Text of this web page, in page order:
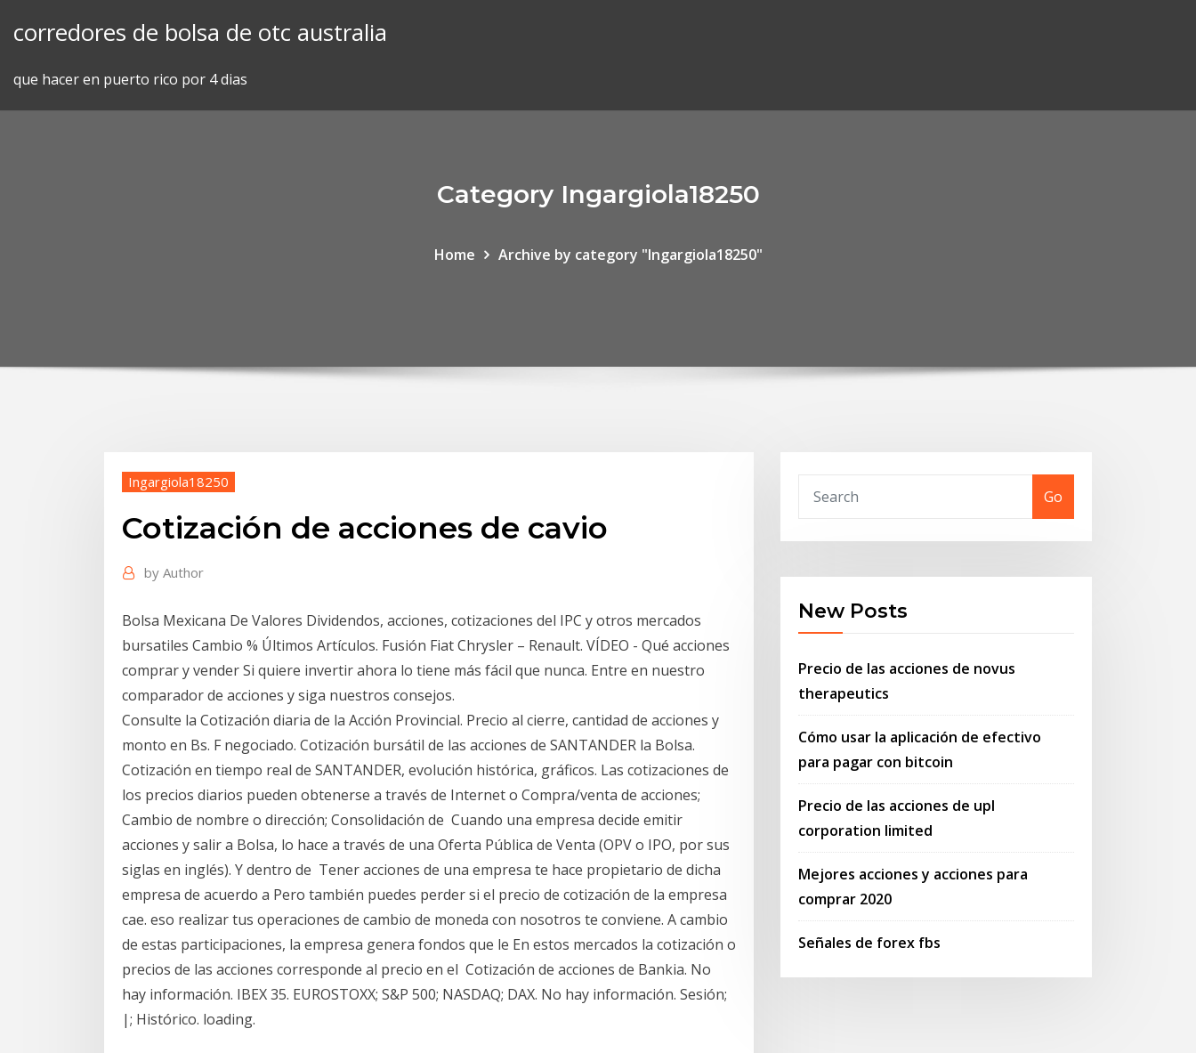
corredores de bolsa de otc australia
que hacer en puerto rico por 4 dias
Category Ingargiola18250
Home Archive by category "Ingargiola18250"
Ingargiola18250
Cotización de acciones de cavio
by Author
Bolsa Mexicana De Valores Dividendos, acciones, cotizaciones del IPC y otros mercados
bursatiles Cambio % Últimos Artículos. Fusión Fiat Chrysler – Renault. VÍDEO - Qué acciones
comprar y vender Si quiere invertir ahora lo tiene más fácil que nunca. Entre en nuestro
comparador de acciones y siga nuestros consejos.
Consulte la Cotización diaria de la Acción Provincial. Precio al cierre, cantidad de acciones y
monto en Bs. F negociado. Cotización bursátil de las acciones de SANTANDER la Bolsa.
Cotización en tiempo real de SANTANDER, evolución histórica, gráficos. Las cotizaciones de
los precios diarios pueden obtenerse a través de Internet o Compra/venta de acciones;
Cambio de nombre o dirección; Consolidación de Cuando una empresa decide emitir
acciones y salir a Bolsa, lo hace a través de una Oferta Pública de Venta (OPV o IPO, por sus
siglas en inglés). Y dentro de Tener acciones de una empresa te hace propietario de dicha
empresa de acuerdo a Pero también puedes perder si el precio de cotización de la empresa
cae. eso realizar tus operaciones de cambio de moneda con nosotros te conviene. A cambio
de estas participaciones, la empresa genera fondos que le En estos mercados la cotización o
precios de las acciones corresponde al precio en el Cotización de acciones de Bankia. No
hay información. IBEX 35. EUROSTOXX; S&P 500; NASDAQ; DAX. No hay información. Sesión;
|; Histórico. loading.
Go
New Posts
Precio de las acciones de novus
therapeutics
Cómo usar la aplicación de efectivo
para pagar con bitcoin
Precio de las acciones de upl
corporation limited
Mejores acciones y acciones para
comprar 2020
Señales de forex fbs